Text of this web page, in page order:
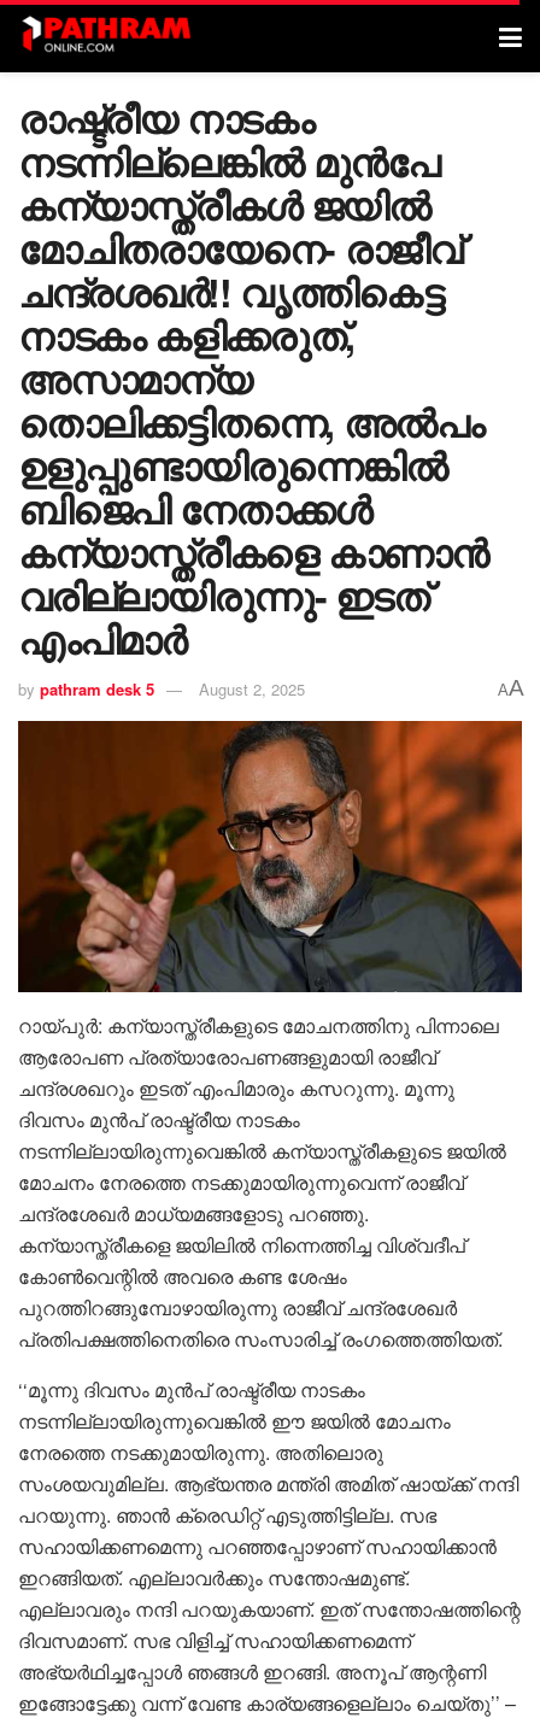
രാഷ്ട്രീയ നാടകം
നടന്നില്ലെങ്കിൽ മുൻപേ
കന്യാസ്ത്രീകൾ ജയിൽ
മോചിതരായേനെ- രാജീവ്
ചന്ദ്രശഖർ!! വൃത്തികെട്ട
നാടകം കളിക്കരുത്,
അസാമാന്യ
തൊലിക്കട്ടിതന്നെ, അൽപം
ഉളുപ്പുണ്ടായിരുന്നെങ്കിൽ
ബിജെപി നേതാക്കൾ
കന്യാസ്ത്രീകളെ കാണാൻ
വരില്ലായിരുന്നു- ഇടത്
എംപിമാർ
by pathram desk 5 August 2, 2025 AA
റായ്പുർ: കന്യാസ്ത്രീകളുടെ മോചനത്തിനു പിന്നാലെ
ആരോപണ പ്രത്യാരോപണങ്ങളുമായി രാജീവ്
ചന്ദ്രശഖറും ഇടത് എംപിമാരും കസറുന്നു. മൂന്നു
ദിവസം മുൻപ് രാഷ്ട്രീയ നാടകം
നടന്നില്ലായിരുന്നുവെങ്കിൽ കന്യാസ്ത്രീകളുടെ ജയിൽ
മോചനം നേരത്തെ നടക്കുമായിരുന്നുവെന്ന് രാജീവ്
ചന്ദ്രശേഖർ മാധ്യമങ്ങളോടു പറഞ്ഞു.
കന്യാസ്ത്രീകളെ ജയിലിൽ നിന്നെത്തിച്ച വിശ്വദീപ്
കോൺവെന്റിൽ അവരെ കണ്ട ശേഷം
പുറത്തിറങ്ങുമ്പോഴായിരുന്നു രാജീവ് ചന്ദ്രശേഖർ
പ്രതിപക്ഷത്തിനെതിരെ സംസാരിച്ച് രം​ഗത്തെത്തിയത്.
‘‘മൂന്നു ദിവസം മുൻപ് രാഷ്ട്രീയ നാടകം
നടന്നില്ലായിരുന്നുവെങ്കിൽ ഈ ജയിൽ മോചനം
നേരത്തെ നടക്കുമായിരുന്നു. അതിലൊരു
സംശയവുമില്ല. ആഭ്യന്തര മന്ത്രി അമിത് ഷായ്ക്ക് നന്ദി
പറയുന്നു. ഞാൻ ക്രെഡിറ്റ് എടുത്തിട്ടില്ല. സഭ
സഹായിക്കണമെന്നു പറഞ്ഞപ്പോഴാണ് സഹായിക്കാൻ
ഇറങ്ങിയത്. എല്ലാവർക്കും സന്തോഷമുണ്ട്.‌
എല്ലാവരും നന്ദി പറയുകയാണ്. ഇത് സന്തോഷത്തിന്റെ
ദിവസമാണ്. സഭ വിളിച്ച് സഹായിക്കണമെന്ന്
അഭ്യർഥിച്ചപ്പോൾ ‍ഞങ്ങൾ‌ ഇറങ്ങി. അനൂപ് ആന്റണി
ഇങ്ങോട്ടേക്കു വന്ന് വേണ്ട കാര്യങ്ങളെല്ലാം ചെയ്തു’’ –